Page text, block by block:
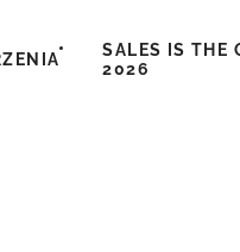
SALES IS THE
2026